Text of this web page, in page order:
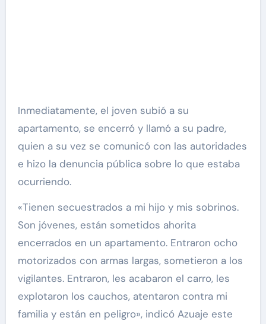
Inmediatamente, el joven subió a su
apartamento, se encerró y llamó a su padre,
quien a su vez se comunicó con las autoridades
e hizo la denuncia pública sobre lo que estaba
ocurriendo.
«Tienen secuestrados a mi hijo y mis sobrinos.
Son jóvenes, están sometidos ahorita
encerrados en un apartamento. Entraron ocho
motorizados con armas largas, sometieron a los
vigilantes. Entraron, les acabaron el carro, les
explotaron los cauchos, atentaron contra mi
familia y están en peligro», indicó Azuaje este